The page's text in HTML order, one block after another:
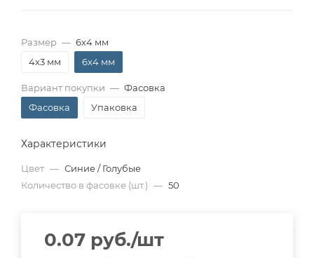
Размер — 6x4 мм
4x3 мм
6x4 мм
Вариант покупки — Фасовка
Фасовка
Упаковка
Характеристики
Цвет — Синие / Голубые
Количество в фасовке (шт.) — 50
0.07 руб./шт